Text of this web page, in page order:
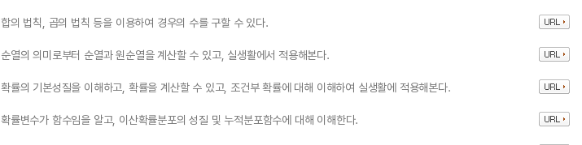
합의 법칙, 곱의 법칙 등을 이용하여 경우의 수를 구할 수 있다.
순열의 의미로부터 순열과 원순열을 계산할 수 있고, 실생활에서 적용해본다.
확률의 기본성질을 이해하고, 확률을 계산할 수 있고, 조건부 확률에 대해 이해하여 실생활에 적용해본다.
확률변수가 함수임을 알고, 이산확률분포의 성질 및 누적분포함수에 대해 이해한다.